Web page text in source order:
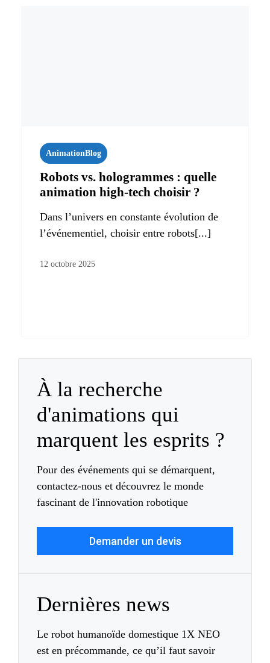
AnimationBlog
Robots vs. hologrammes : quelle
animation high-tech choisir ?
Dans l’univers en constante évolution de
l’événementiel, choisir entre robots[...]
12 octobre 2025
À la recherche
d'animations qui
marquent les esprits ?
Pour des événements qui se démarquent,
contactez-nous et découvrez le monde
fascinant de l'innovation robotique
Demander un devis
Dernières news
Le robot humanoïde domestique 1X NEO
est en précommande, ce qu’il faut savoir